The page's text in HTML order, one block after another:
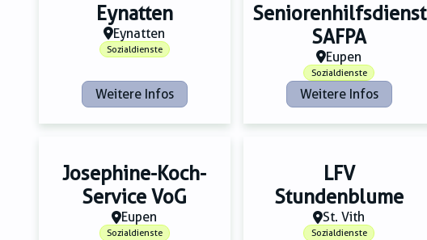
Eynatten
Eynatten
Sozialdienste
Weitere Infos
Seniorenhilfsdienst
SAFPA
Eupen
Sozialdienste
Weitere Infos
Josephine-Koch-
Service VoG
Eupen
Sozialdienste
LFV
Stundenblume
St. Vith
Sozialdienste